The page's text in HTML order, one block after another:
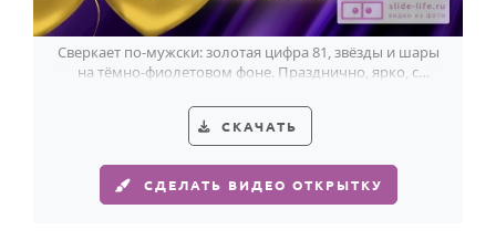
Сверкает по-мужски: золотая цифра 81, звёзды и шары
на тёмно-фиолетовом фоне. Празднично, ярко, с
СКАЧАТЬ
СДЕЛАТЬ ВИДЕО ОТКРЫТКУ